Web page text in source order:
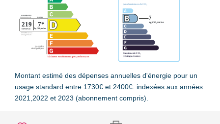
Montant estimé des dépenses annuelles d'énergie pour un
usage standard entre 1730€ et 2400€. indexées aux années
2021,2022 et 2023 (abonnement compris).